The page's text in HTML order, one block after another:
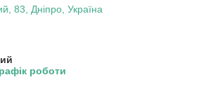
83, Дніпро, Україна
роботи